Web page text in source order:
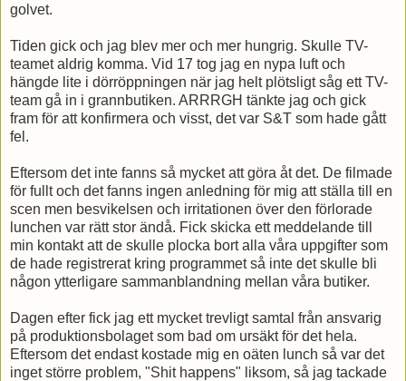
golvet.
Tiden gick och jag blev mer och mer hungrig. Skulle TV-
teamet aldrig komma. Vid 17 tog jag en nypa luft och
hängde lite i dörröppningen när jag helt plötsligt såg ett TV-
team gå in i grannbutiken. ARRRGH tänkte jag och gick
fram för att konfirmera och visst, det var S&T som hade gått
fel.
Eftersom det inte fanns så mycket att göra åt det. De filmade
för fullt och det fanns ingen anledning för mig att ställa till en
scen men besvikelsen och irritationen över den förlorade
lunchen var rätt stor ändå. Fick skicka ett meddelande till
min kontakt att de skulle plocka bort alla våra uppgifter som
de hade registrerat kring programmet så inte det skulle bli
någon ytterligare sammanblandning mellan våra butiker.
Dagen efter fick jag ett mycket trevligt samtal från ansvarig
på produktionsbolaget som bad om ursäkt för det hela.
Eftersom det endast kostade mig en oäten lunch så var det
inget större problem, "Shit happens" liksom, så jag tackade